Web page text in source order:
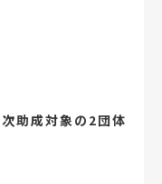
次助成対象の2団体